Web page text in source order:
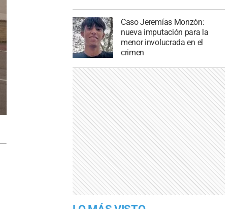
Caso Jeremías Monzón:
nueva imputación para la
menor involucrada en el
crimen